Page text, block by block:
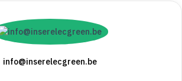
info@inserelecgreen.be